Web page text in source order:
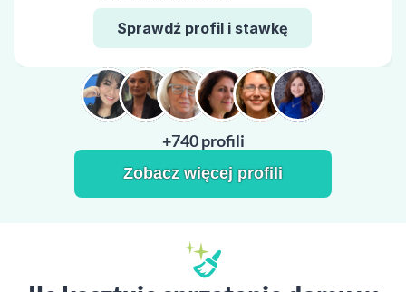
Sprawdź profil i stawkę
+740 profili
Zobacz więcej profili